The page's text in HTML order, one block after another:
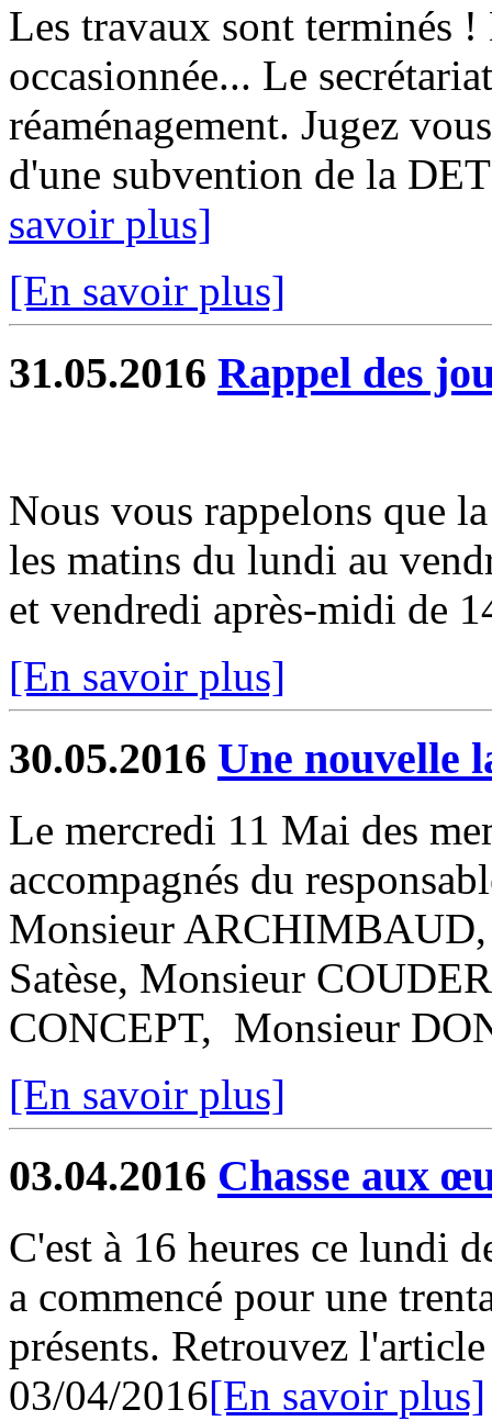
Les travaux sont terminés !
occasionnée... Le
réaménagement. Jugez
d'une subvention de la
savoir plus]
[En savoir plus]
31.05.2016 Rappel des
Nous vous rappelons que
les matins du lundi au
et vendredi après-midi de
[En savoir plus]
30.05.2016 Une nouvelle
Le mercredi 11 Mai des
accompagnés du
Monsieur
Satèse, Monsieur
CONCEPT, Monsieur
[En savoir plus]
03.04.2016 Chasse aux
C'est à 16 heures ce lundi
a commencé pour une
présents. Retrouvez
03/04/2016[En savoir plus]